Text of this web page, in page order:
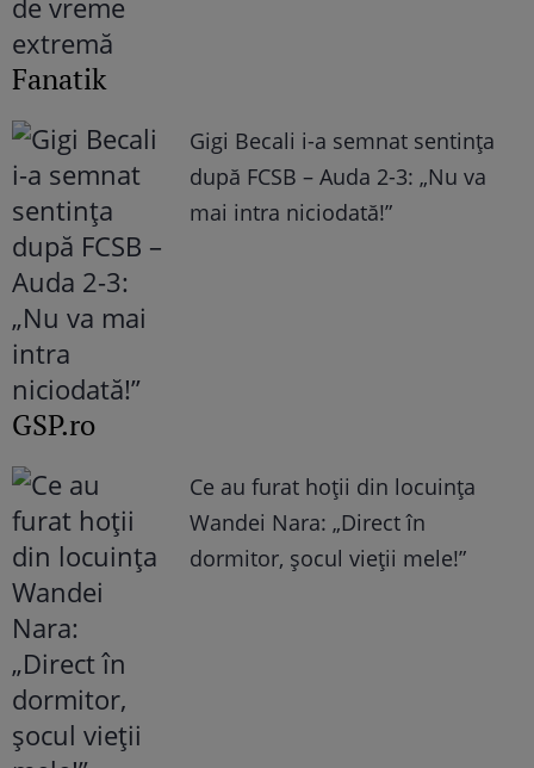
Fanatik
Gigi Becali i-a semnat sentința
după FCSB – Auda 2-3: „Nu va
mai intra niciodată!”
GSP.ro
Ce au furat hoții din locuința
Wandei Nara: „Direct în
dormitor, șocul vieții mele!”